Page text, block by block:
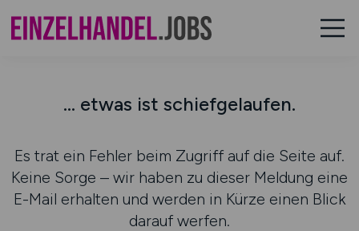
... etwas ist schiefgelaufen.
Es trat ein Fehler beim Zugriff auf die Seite auf.
Keine Sorge – wir haben zu dieser Meldung eine
E-Mail erhalten und werden in Kürze einen Blick
darauf werfen.